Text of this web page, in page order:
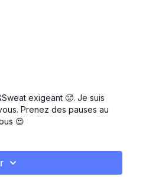
exigeant 🥵. Je suis
Prenez des pauses au
😍